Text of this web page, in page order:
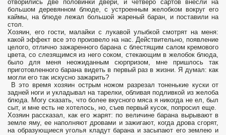
отворились две половинки двери, и четверо сартов внесли на
большом деревянном блюде, с устроенным желобком вокруг его
каймы, на блюде лежал большой жареный баран, и поставили на
стол.
Хозяин, его гости, малайки с лукавой улыбкой смотрят на меня:
какой эффект все это произвело на нас. Действительно, появление
целого, отлично зажаренного барана с блестящим салом кремового
цвета, со слезящимся из него соком, стекающим в желобок блюда,
было для меня неожиданным сюрпризом, мне пришлось так
приготовленного барана видеть в первый раз в жизни. Я думал: как
могли его так искусно зажарить?
В это время хозяин острым ножом разрезал тоненькие куски от
задней ноги и укладывал на тарелки, обливая подливкой из желоба
блюда. Могу сказать, что более вкусного мяса я никогда не ел, был
сыт, и мне есть не хотелось, но, съев первый кусок, попросил еще.
Хозяин рассказал, как его жарят: по величине барана вырывают в
земле яму, ее наполняют дровами и зажигают, когда дрова сгорят,
на образующиеся уголья кладут барана и засыпают его землею и